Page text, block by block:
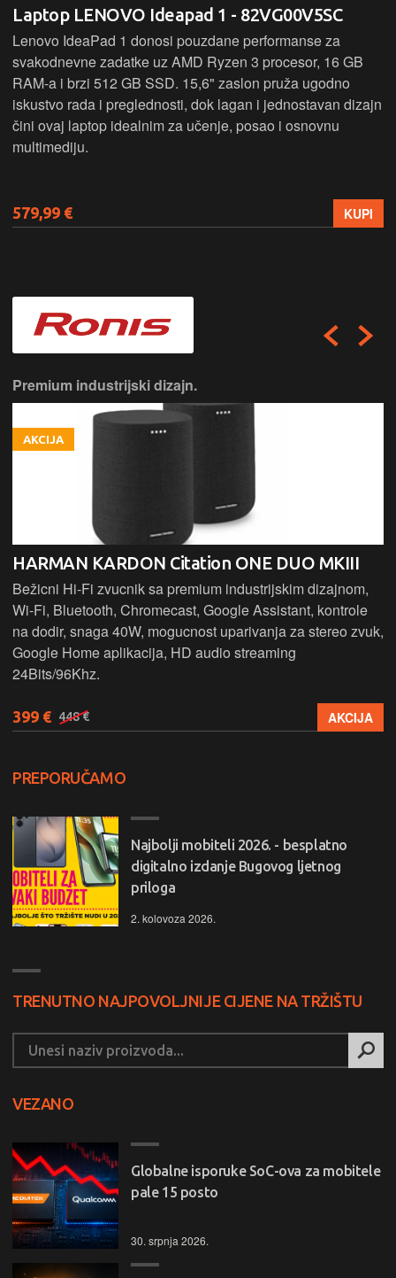
Laptop LENOVO Ideapad 1 - 82VG00V5SC
Lenovo IdeaPad 1 donosi pouzdane performanse za
svakodnevne zadatke uz AMD Ryzen 3 procesor, 16 GB
RAM-a i brzi 512 GB SSD. 15,6" zaslon pruža ugodno
iskustvo rada i preglednosti, dok lagan i jednostavan dizajn
čini ovaj laptop idealnim za učenje, posao i osnovnu
multimediju.
579,99 € KUPI
Premium industrijski dizajn.
AKCIJA
HARMAN KARDON Citation ONE DUO MKIII
Bežicni Hi-Fi zvucnik sa premium industrijskim dizajnom,
Wi-Fi, Bluetooth, Chromecast, Google Assistant, kontrole
na dodir, snaga 40W, mogucnost uparivanja za stereo zvuk,
Google Home aplikacija, HD audio streaming
24Bits/96Khz.
399 € 448 € AKCIJA
PREPORUČAMO
Najbolji mobiteli 2026. - besplatno
digitalno izdanje Bugovog ljetnog
priloga
2. kolovoza 2026.
TRENUTNO NAJPOVOLJNIJE CIJENE NA TRŽIŠTU
VEZANO
Globalne isporuke SoC-ova za mobitele
pale 15 posto
30. srpnja 2026.